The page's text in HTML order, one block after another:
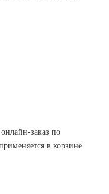
заказ по
в корзине